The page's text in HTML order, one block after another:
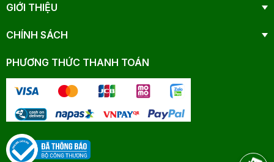
GIỚI THIỆU
CHÍNH SÁCH
PHƯƠNG THỨC THANH TOÁN